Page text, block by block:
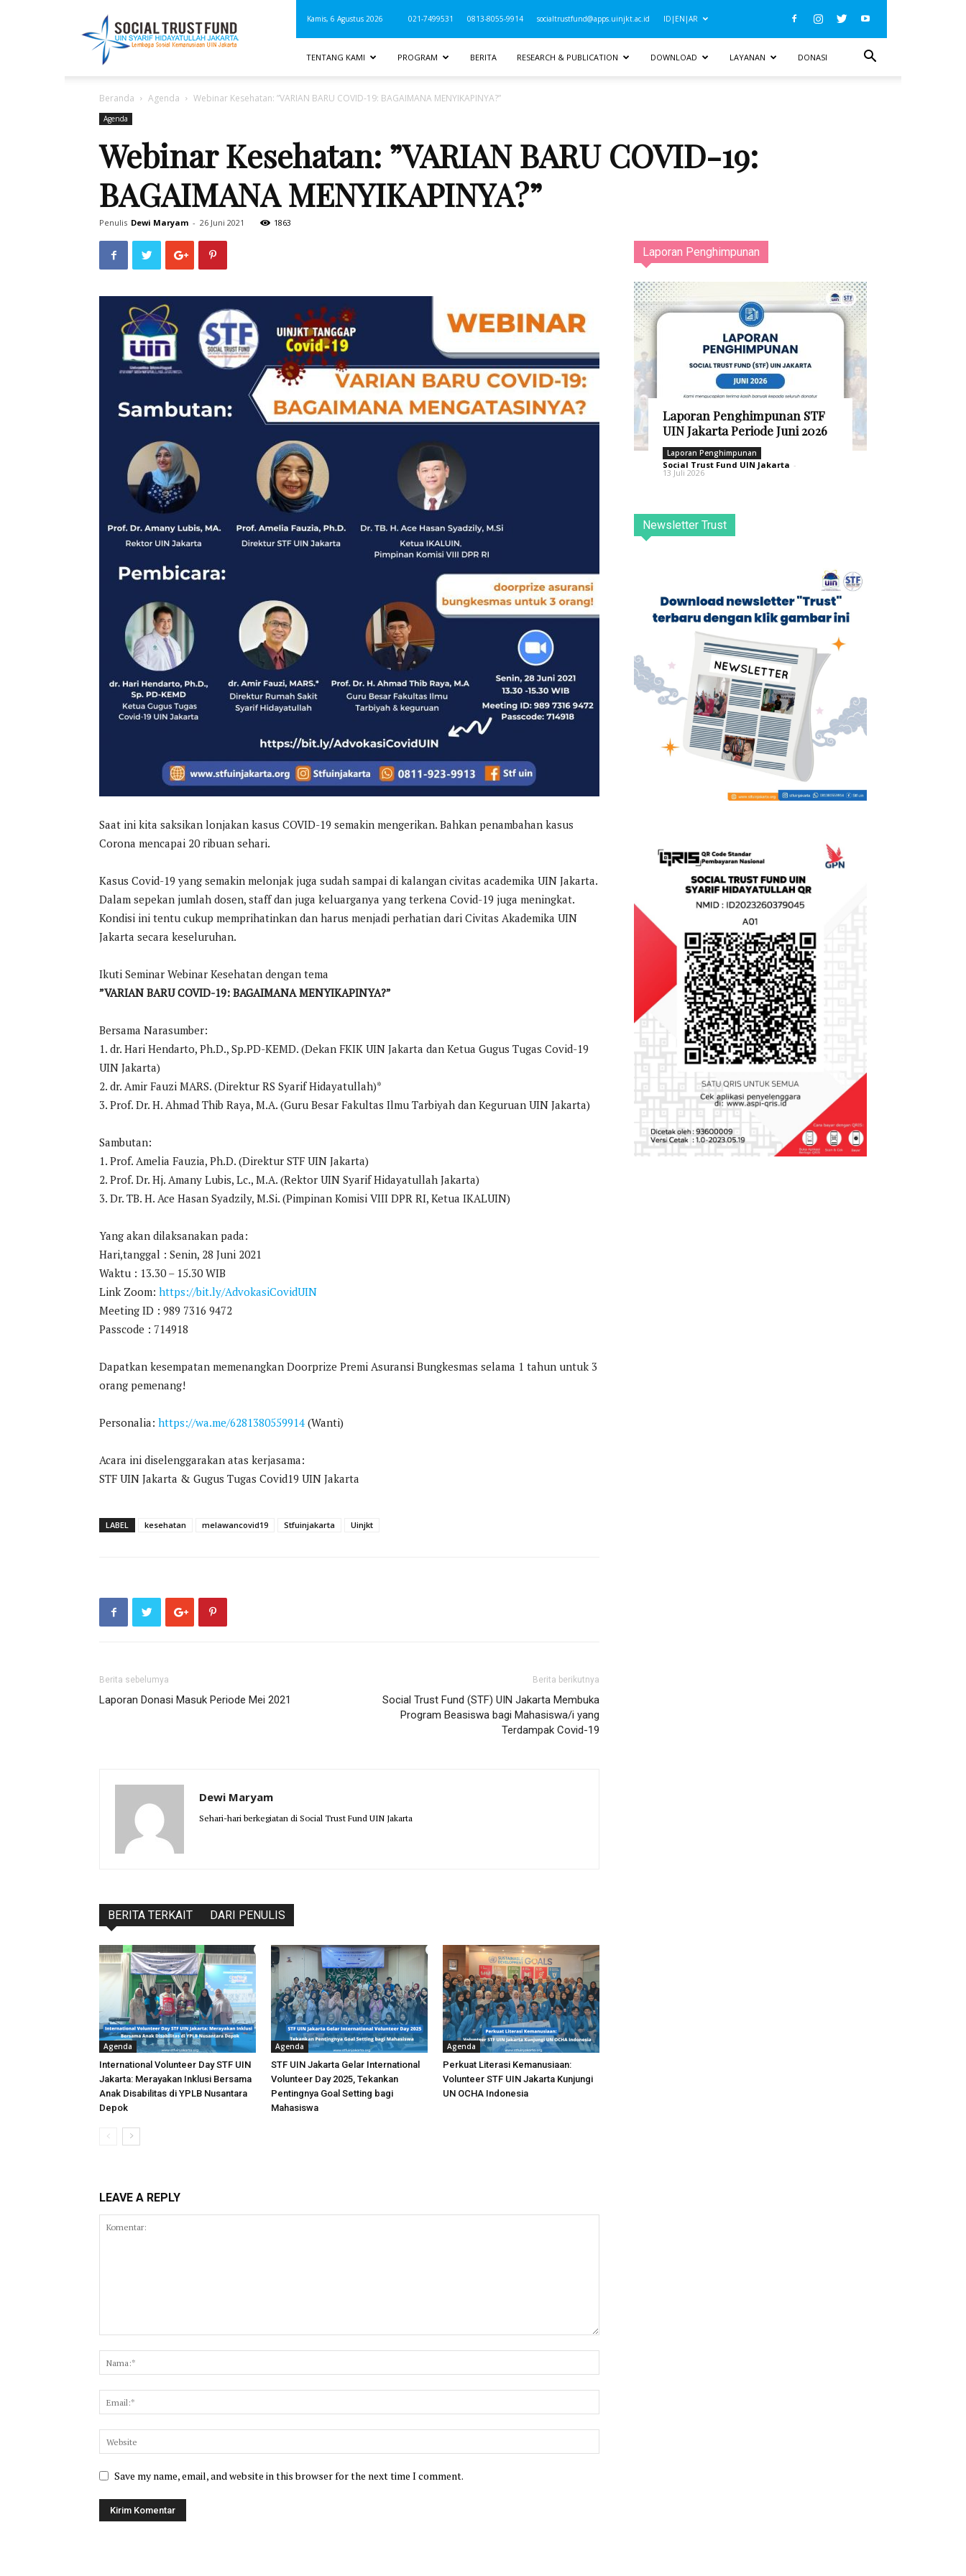
Jakarta
Kamis, 6 Agustus 2026 021-7499531 0813-8055-9914 socialtrustfund@apps.uinjkt.ac.id ID|EN|AR
TENTANG KAMI PROGRAM BERITA RESEARCH & PUBLICATION DOWNLOAD LAYANAN DONASI
Beranda Agenda Webinar Kesehatan: ”VARIAN BARU COVID-19: BAGAIMANA MENYIKAPINYA?”
Agenda
Webinar Kesehatan: ”VARIAN BARU COVID-19:
BAGAIMANA MENYIKAPINYA?”
Penulis Dewi Maryam - 26 Juni 2021 1863
Saat ini kita saksikan lonjakan kasus COVID-19 semakin mengerikan. Bahkan penambahan kasus
Corona mencapai 20 ribuan sehari.
Kasus Covid-19 yang semakin melonjak juga sudah sampai di kalangan civitas academika UIN Jakarta.
Dalam sepekan jumlah dosen, staff dan juga keluarganya yang terkena Covid-19 juga meningkat.
Kondisi ini tentu cukup memprihatinkan dan harus menjadi perhatian dari Civitas Akademika UIN
Jakarta secara keseluruhan.
Ikuti Seminar Webinar Kesehatan dengan tema
”VARIAN BARU COVID-19: BAGAIMANA MENYIKAPINYA?”
Bersama Narasumber:
1. dr. Hari Hendarto, Ph.D., Sp.PD-KEMD. (Dekan FKIK UIN Jakarta dan Ketua Gugus Tugas Covid-19
UIN Jakarta)
2. dr. Amir Fauzi MARS. (Direktur RS Syarif Hidayatullah)*
3. Prof. Dr. H. Ahmad Thib Raya, M.A. (Guru Besar Fakultas Ilmu Tarbiyah dan Keguruan UIN Jakarta)
Sambutan:
1. Prof. Amelia Fauzia, Ph.D. (Direktur STF UIN Jakarta)
2. Prof. Dr. Hj. Amany Lubis, Lc., M.A. (Rektor UIN Syarif Hidayatullah Jakarta)
3. Dr. TB. H. Ace Hasan Syadzily, M.Si. (Pimpinan Komisi VIII DPR RI, Ketua IKALUIN)
Yang akan dilaksanakan pada:
Hari,tanggal : Senin, 28 Juni 2021
Waktu : 13.30 – 15.30 WIB
Link Zoom: https://bit.ly/AdvokasiCovidUIN
Meeting ID : 989 7316 9472
Passcode : 714918
Dapatkan kesempatan memenangkan Doorprize Premi Asuransi Bungkesmas selama 1 tahun untuk 3
orang pemenang!
Personalia: https://wa.me/6281380559914 (Wanti)
Acara ini diselenggarakan atas kerjasama:
STF UIN Jakarta & Gugus Tugas Covid19 UIN Jakarta
LABEL kesehatan melawancovid19 Stfuinjakarta Uinjkt
Berita sebelumya
Laporan Donasi Masuk Periode Mei 2021
Berita berikutnya
Social Trust Fund (STF) UIN Jakarta Membuka
Program Beasiswa bagi Mahasiswa/i yang
Terdampak Covid-19
Dewi Maryam
Sehari-hari berkegiatan di Social Trust Fund UIN Jakarta
BERITA TERKAIT DARI PENULIS
Agenda
International Volunteer Day STF UIN
Jakarta: Merayakan Inklusi Bersama
Anak Disabilitas di YPLB Nusantara
Depok
Agenda
STF UIN Jakarta Gelar International
Volunteer Day 2025, Tekankan
Pentingnya Goal Setting bagi
Mahasiswa
Agenda
Perkuat Literasi Kemanusiaan:
Volunteer STF UIN Jakarta Kunjungi
UN OCHA Indonesia
LEAVE A REPLY
Save my name, email, and website in this browser for the next time I comment.
Laporan Penghimpunan
Laporan Penghimpunan STF
UIN Jakarta Periode Juni 2026
Laporan Penghimpunan
Social Trust Fund UIN Jakarta -
13 Juli 2026
Newsletter Trust